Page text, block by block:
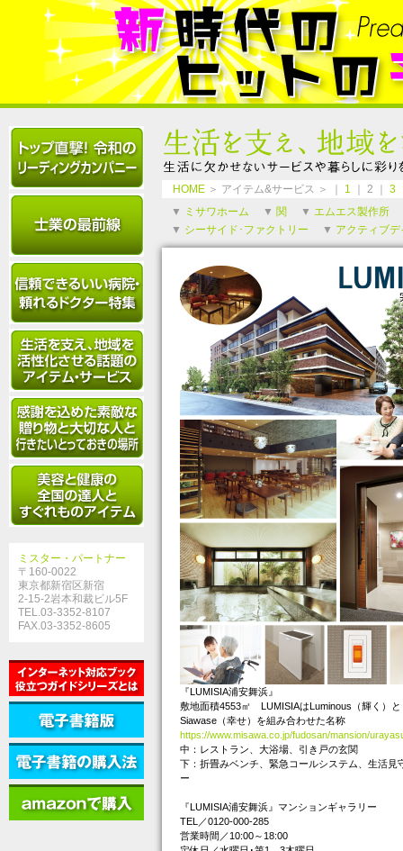
ミスター・パートナー
〒160-0022
東京都新宿区新宿
2-15-2岩本和裁ビル5F
TEL.03-3352-8107
FAX.03-3352-8605
HOME ＞ アイテム&サービス ＞ ｜ 1 ｜ 2 ｜ 3
▼
ミサワホーム ▼ 関 ▼ エムエス製作所
▼ シーサイド･ファクトリー ▼ アクティブデ
『LUMISIA浦安舞浜』
敷地面積4553㎡ LUMISIAはLuminous（輝く）と
Siawase（幸せ）を組み合わせた名称
https://www.misawa.co.jp/fudosan/mansion/
中：レストラン、大浴場、引き戸の玄関
下：折畳みベンチ、緊急コールシステム、生活見
ー
『LUMISIA浦安舞浜』マンションギャラリー
TEL／0120-000-285
営業時間／10:00～18:00